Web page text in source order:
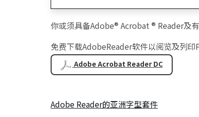
你或须具备Adobe® Acrobat ® Reader及
免费下载AdobeReader软件以阅览及列印
Adobe Acrobat Reader DC
Adobe Reader的亚洲字型套件